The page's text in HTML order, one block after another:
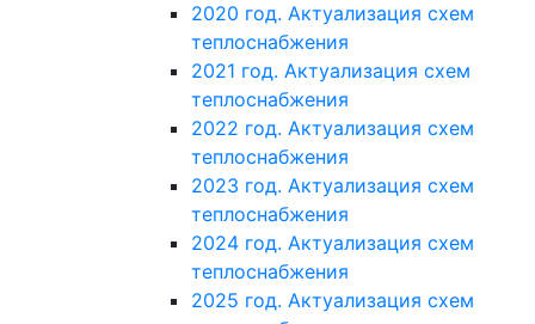
2020 год. Актуализация схем
теплоснабжения
2021 год. Актуализация схем
теплоснабжения
2022 год. Актуализация схем
теплоснабжения
2023 год. Актуализация схем
теплоснабжения
2024 год. Актуализация схем
теплоснабжения
2025 год. Актуализация схем